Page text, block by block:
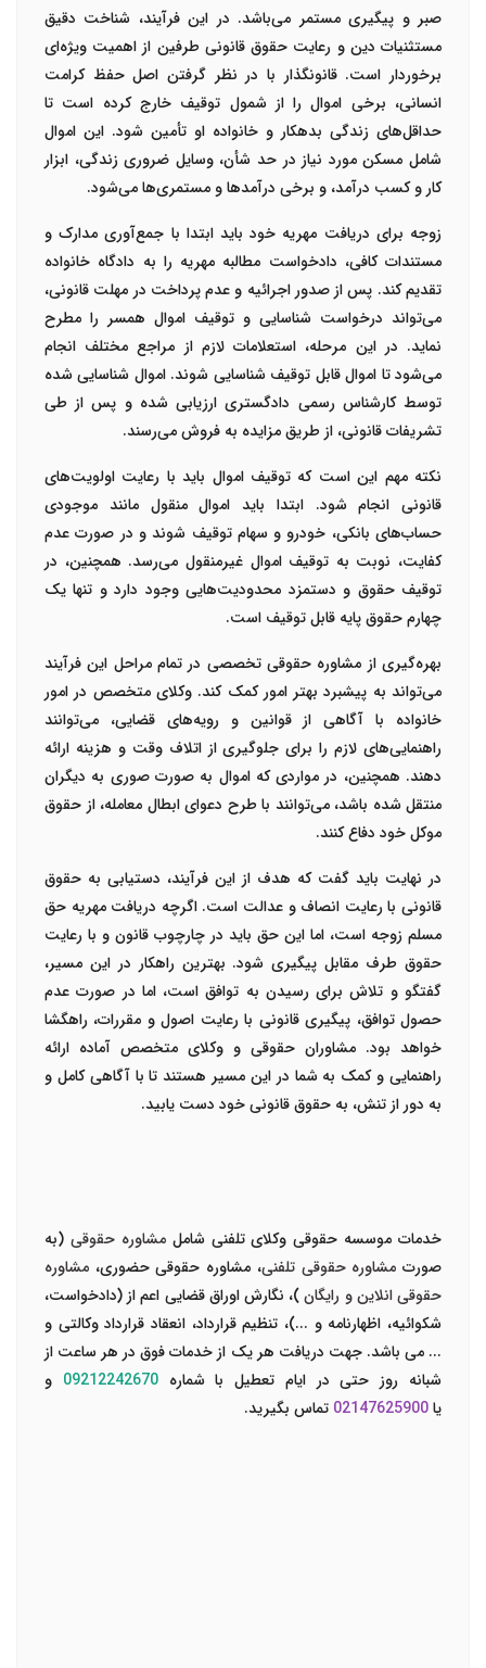
صبر و پیگیری مستمر می‌باشد. در این فرآیند، شناخت دقیق
مستثنیات دین و رعایت حقوق قانونی طرفین از اهمیت ویژه‌ای
برخوردار است. قانونگذار با در نظر گرفتن اصل حفظ کرامت
انسانی، برخی اموال را از شمول توقیف خارج کرده است تا
حداقل‌های زندگی بدهکار و خانواده او تأمین شود. این اموال
شامل مسکن مورد نیاز در حد شأن، وسایل ضروری زندگی، ابزار
کار و کسب درآمد، و برخی درآمدها و مستمری‌ها می‌شود.
زوجه برای دریافت مهریه خود باید ابتدا با جمع‌آوری مدارک و
مستندات کافی، دادخواست مطالبه مهریه را به دادگاه خانواده
تقدیم کند. پس از صدور اجرائیه و عدم پرداخت در مهلت قانونی،
می‌تواند درخواست شناسایی و توقیف اموال همسر را مطرح
نماید. در این مرحله، استعلامات لازم از مراجع مختلف انجام
می‌شود تا اموال قابل توقیف شناسایی شوند. اموال شناسایی شده
توسط کارشناس رسمی دادگستری ارزیابی شده و پس از طی
تشریفات قانونی، از طریق مزایده به فروش می‌رسند.
نکته مهم این است که توقیف اموال باید با رعایت اولویت‌های
قانونی انجام شود. ابتدا باید اموال منقول مانند موجودی
حساب‌های بانکی، خودرو و سهام توقیف شوند و در صورت عدم
کفایت، نوبت به توقیف اموال غیرمنقول می‌رسد. همچنین، در
توقیف حقوق و دستمزد محدودیت‌هایی وجود دارد و تنها یک
چهارم حقوق پایه قابل توقیف است.
بهره‌گیری از مشاوره حقوقی تخصصی در تمام مراحل این فرآیند
می‌تواند به پیشبرد بهتر امور کمک کند. وکلای متخصص در امور
خانواده با آگاهی از قوانین و رویه‌های قضایی، می‌توانند
راهنمایی‌های لازم را برای جلوگیری از اتلاف وقت و هزینه ارائه
دهند. همچنین، در مواردی که اموال به صورت صوری به دیگران
منتقل شده باشد، می‌توانند با طرح دعوای ابطال معامله، از حقوق
موکل خود دفاع کنند.
در نهایت باید گفت که هدف از این فرآیند، دستیابی به حقوق
قانونی با رعایت انصاف و عدالت است. اگرچه دریافت مهریه حق
مسلم زوجه است، اما این حق باید در چارچوب قانون و با رعایت
حقوق طرف مقابل پیگیری شود. بهترین راهکار در این مسیر،
گفتگو و تلاش برای رسیدن به توافق است، اما در صورت عدم
حصول توافق، پیگیری قانونی با رعایت اصول و مقررات، راهگشا
خواهد بود. مشاوران حقوقی و وکلای متخصص آماده ارائه
راهنمایی و کمک به شما در این مسیر هستند تا با آگاهی کامل و
به دور از تنش، به حقوق قانونی خود دست یابید.
خدمات موسسه حقوقی وکلای تلفنی شاملمشاوره حقوقی (به
صورت مشاوره حقوقی تلفنی، مشاوره حقوقی حضوری، مشاوره
حقوقی انلاین و رایگان)، نگارش اوراق قضایی اعم از (دادخواست،
شکوائیه، اظهارنامه و ...)، تنظیم قرارداد، انعقاد قرارداد وکالتی و
... می باشد. جهت دریافت هر یک از خدمات فوق در هر ساعت از
شبانه روز حتی در ایام تعطیل با شماره09212242670 و
یا02147625900 تماس بگیرید.